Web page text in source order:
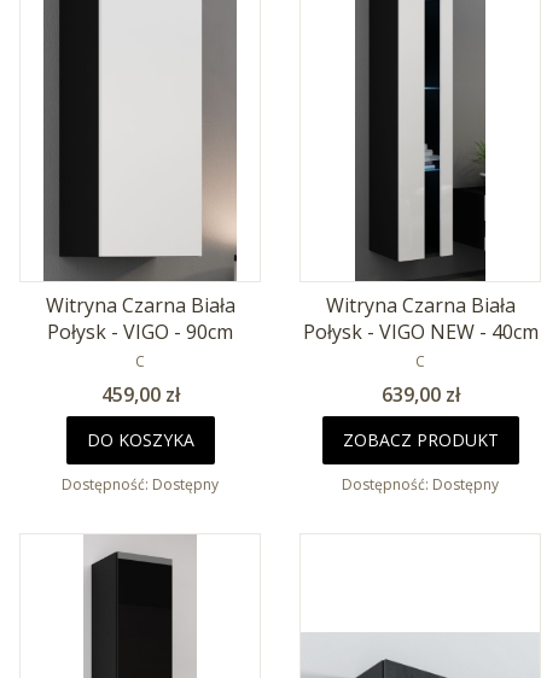
Witryna Czarna Biała
Połysk - VIGO - 90cm
PRODUCENT
C
Cena
459,00 zł
DO KOSZYKA
Dostępność: Dostępny
Witryna Czarna Biała
Połysk - VIGO NEW - 40cm
PRODUCENT
C
Cena
639,00 zł
ZOBACZ PRODUKT
Dostępność: Dostępny